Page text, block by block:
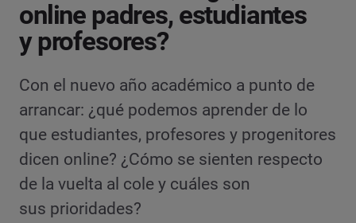
online padres, estudiantes
y profesores?
Con el nuevo año académico a punto de
arrancar: ¿qué podemos aprender de lo
que estudiantes, profesores y progenitores
dicen online? ¿Cómo se sienten respecto
de la vuelta al cole y cuáles son
sus prioridades?